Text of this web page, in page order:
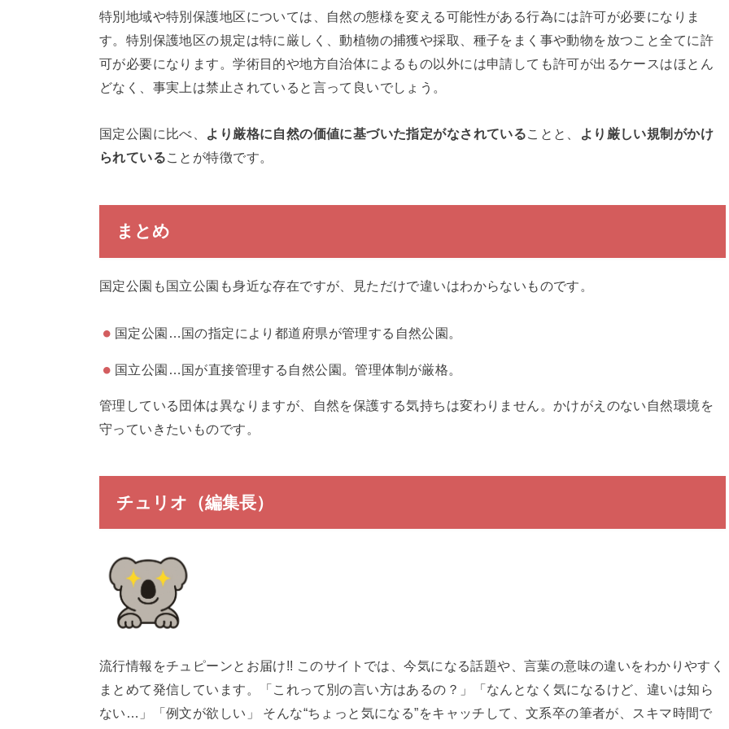
特別地域や特別保護地区については、自然の態様を変える可能性がある行為には許可が必要になりま
す。特別保護地区の規定は特に厳しく、動植物の捕獲や採取、種子をまく事や動物を放つこと全てに許
可が必要になります。学術目的や地方自治体によるもの以外には申請しても許可が出るケースはほとん
どなく、事実上は禁止されていると言って良いでしょう。
国定公園に比べ、 より厳格に自然の価値に基づいた指定がなされていることと、
より厳しい規制がかけ
られていることが特徴です。
まとめ
国定公園も国立公園も身近な存在ですが、見ただけで違いはわからないものです。
国定公園…国の指定により都道府県が管理する自然公園。
国立公園…国が直接管理する自然公園。管理体制が厳格。
管理している団体は異なりますが、自然を保護する気持ちは変わりません。かけがえのない自然環境を
守っていきたいものです。
チュリオ（編集長）
流行情報をチュピーンとお届け!! このサイトでは、今気になる話題や、言葉の意味の違いをわかりやすく
まとめて発信しています。「これって別の言い方はあるの？」「なんとなく気になるけど、違いは知ら
ない…」「例文が欲しい」 そんな“ちょっと気になる”をキャッチして、文系卒の筆者が、スキマ時間で